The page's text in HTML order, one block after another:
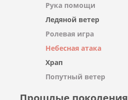
Рука помощи
Ледяной ветер
Ролевая игра
Небесная атака
Храп
Попутный ветер